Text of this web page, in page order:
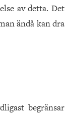
av detta. Det
ändå kan dra
begränsar